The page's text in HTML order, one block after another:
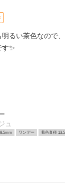
るい茶色なので
✨
ュ
ワンデー 着色直径